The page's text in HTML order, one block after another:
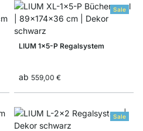
Sale
LIUM 1x5-P Regalsystem
ab 559,00 €
Sale